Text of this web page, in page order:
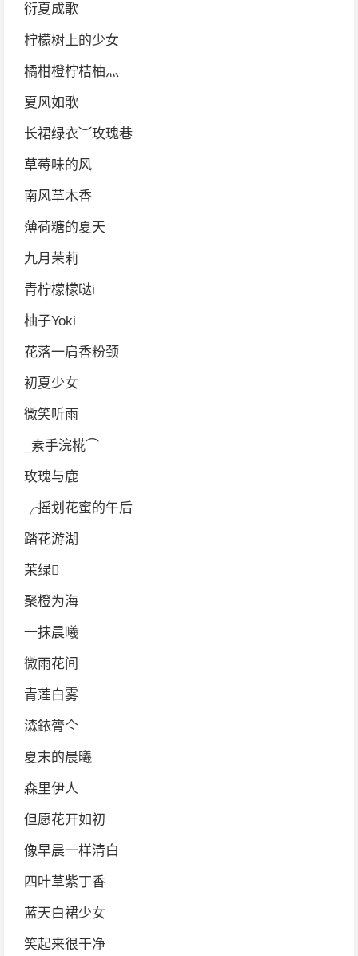
衍夏成歌
柠檬树上的少女
橘柑橙柠桔柚灬
夏风如歌
长裙绿衣︶玫瑰巷
草莓味的风
南风草木香
薄荷糖的夏天
九月茉莉
青柠檬檬哒i
柚子Yoki
花落一肩香粉颈
初夏少女
微笑听雨
_素手浣椛⌒
玫瑰与鹿
╭摇划花蜜的午后
踏花游湖
茉绿
聚橙为海
一抹晨曦
微雨花间
青莲白雾
潹銥膂亽
夏末的晨曦
森里伊人
但愿花开如初
像早晨一样清白
四叶草紫丁香
蓝天白裙少女
笑起来很干净